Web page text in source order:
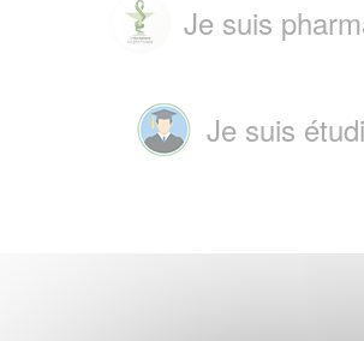
Je suis
Je suis